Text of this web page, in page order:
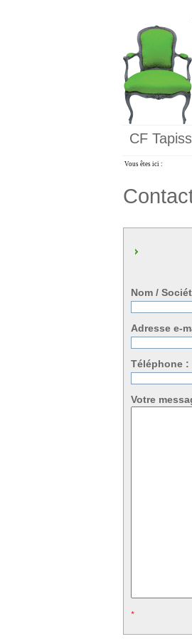
CF
Vous êtes ici :
Nom /
Adresse e-
Téléphone :
Votre
*